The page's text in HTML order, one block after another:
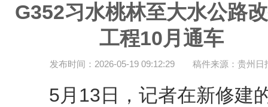
G352习水桃林至大水公路
工程10月通车
发布时间：2026-05-19 09:12:29 稿件来源：贵州日
5月13日，记者在新修建